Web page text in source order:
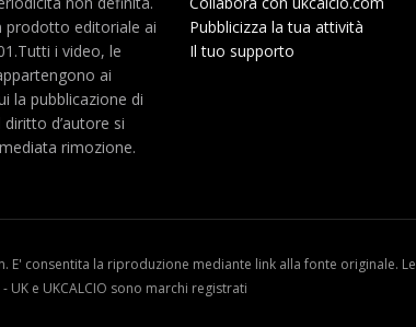
prodotto editoriale ai
i video, le
ai
la pubblicazione di
d’autore si
rimozione.
Pubblicizza la tua attività
Il tuo supporto
consentita la riproduzione mediante link alla fonte originale. Le
e UKCALCIO sono marchi registrati